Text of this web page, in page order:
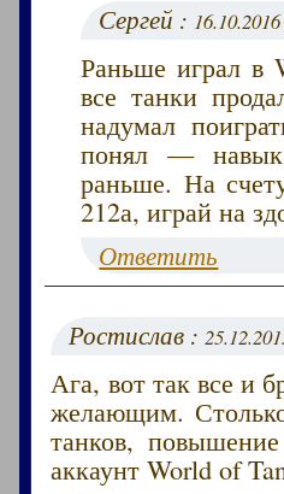
Сергей :
Раньше играл в
все танки
надумал
понял — навык
раньше. На
212а, играй на
Ответить
Ростислав :
Ага, вот так все и
желающим.
танков,
аккаунт World of